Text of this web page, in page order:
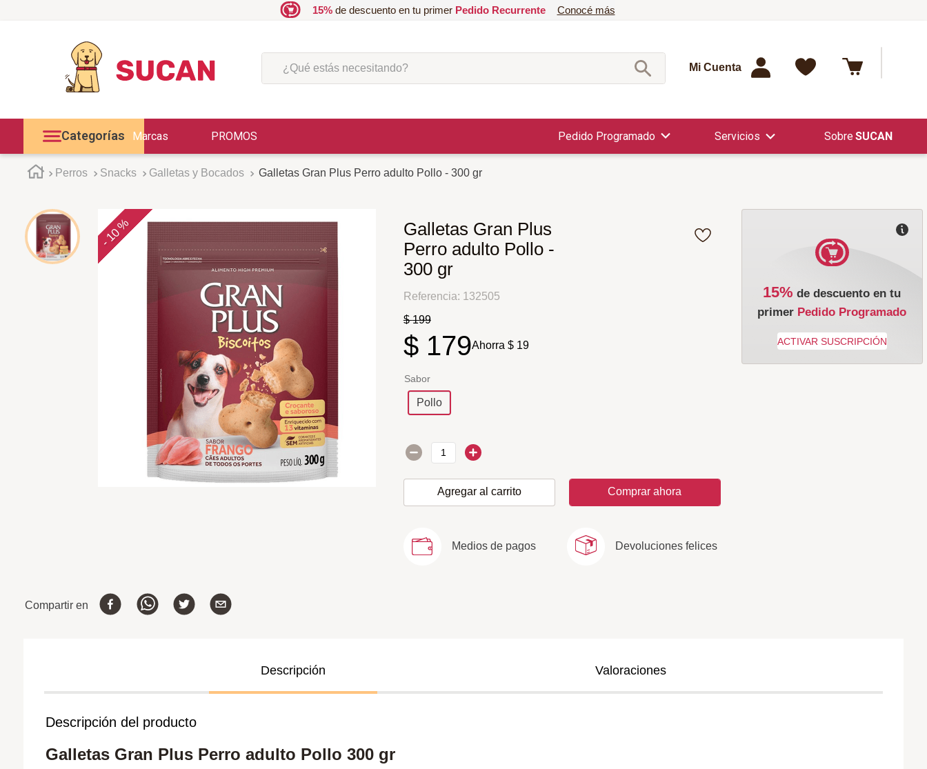
15%de descuento en tu primer Pedido Recurrente Conocé más
¿Qué estás necesitando?
Mi Cuenta
Categorías Marcas PROMOS Pedido Programado Servicios SUCAN
Perros Snacks Galletas y Bocados Galletas Gran Plus Perro adulto Pollo - 300 gr
-
10 %
Galletas Gran Plus
Perro adulto Pollo -
300 gr
Referencia: 132505
$ 199
$ 179Ahorra $ 19
Sabor
Pollo
Agregar al carrito Comprar ahora
15% de descuento en tu
primer Pedido Programado
Medios de pagos Devoluciones felices
Compartir en
Descripción Valoraciones
Descripción del producto
Galletas Gran Plus Perro adulto Pollo 300 gr